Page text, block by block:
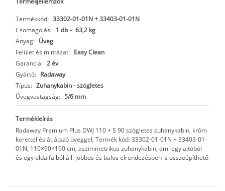
Termékkód: 33302-01-01N + 33403-01-01N
Csomagolás: 1 db - 63,2 kg
Anyag: Üveg
Felület és mintázat: Easy Clean
Garancia: 2 év
Gyártó: Radaway
Típus: Zuhanykabin - szögletes
Üvegvastagság: 5/6 mm
Termékleírás
Radaway Premium Plus DWJ 110 + S 90 szögletes zuhanykabin, króm
kerettel és átlátszó üveggel, Termék kód: 33302-01-01N + 33403-01-
01N, 110×90×190 cm, aszimmetrikus zuhanykabin, ami egy ajtóból
és egy oldalfalból áll. jobbos és balos elrendezésben is összeépíthető